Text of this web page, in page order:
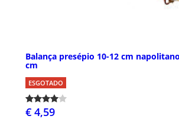
Balança presépio 10-12 cm
cm
ESGOTADO
€ 4,59